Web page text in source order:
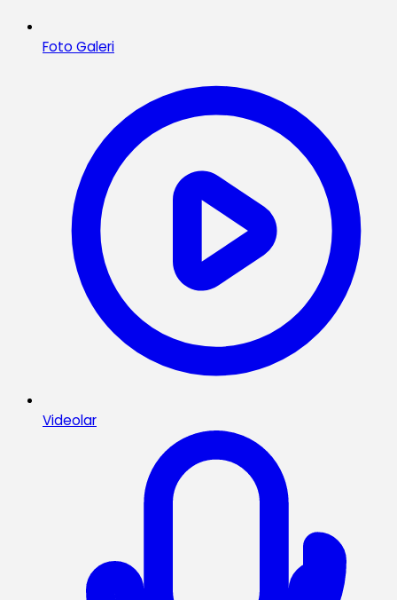
Foto Galeri
Videolar